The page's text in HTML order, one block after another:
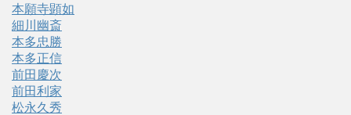
本願寺顕如
細川幽斎
本多忠勝
本多正信
前田慶次
前田利家
松永久秀